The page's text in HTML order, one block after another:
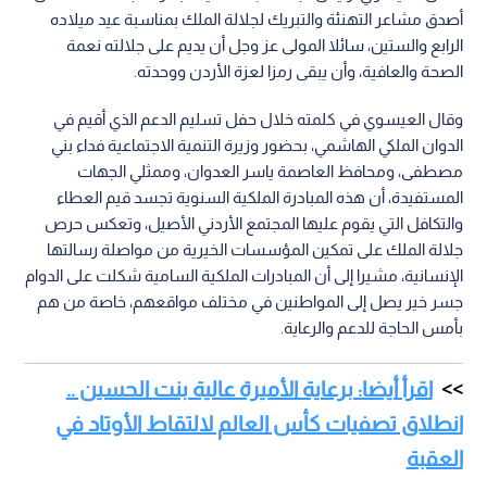
أصدق مشاعر التهنئة والتبريك لجلالة الملك بمناسبة عيد ميلاده
الرابع والستين، سائلا المولى عز وجل أن يديم على جلالته نعمة
الصحة والعافية، وأن يبقى رمزا لعزة الأردن ووحدته.
وقال العيسوي في كلمته خلال حفل تسليم الدعم الذي أقيم في
الدوان الملكي الهاشمي، بحضور وزيرة التنمية الاجتماعية فداء بني
مصطفى، ومحافظ العاصمة ياسر العدوان، وممثلي الجهات
المستفيدة، أن هذه المبادرة الملكية السنوية تجسد قيم العطاء
والتكافل التي يقوم عليها المجتمع الأردني الأصيل، وتعكس حرص
جلالة الملك على تمكين المؤسسات الخيرية من مواصلة رسالتها
الإنسانية، مشيرا إلى أن المبادرات الملكية السامية شكلت على الدوام
جسر خير يصل إلى المواطنين في مختلف مواقعهم، خاصة من هم
بأمس الحاجة للدعم والرعاية.
اقرأ أيضا: برعاية الأميرة عالية بنت الحسين ..
انطلاق تصفيات كأس العالم لالتقاط الأوتاد في
العقبة